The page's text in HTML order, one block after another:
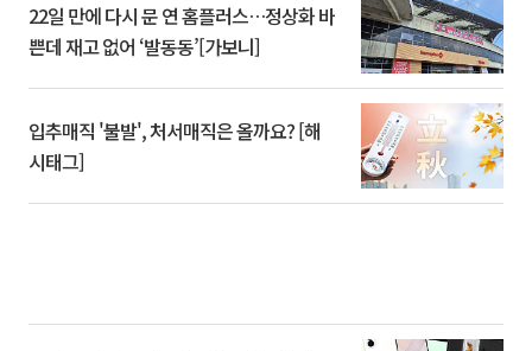
22일 만에 다시 문 연 홈플러스…정상화 바
쁜데 재고 없어 ‘발동동’[가보니]
입추매직 '불발', 처서매직은 올까요? [해
시태그]